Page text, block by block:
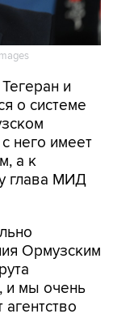
и
о системе
него имеет
а к
глава МИД
Ормузским
и мы очень